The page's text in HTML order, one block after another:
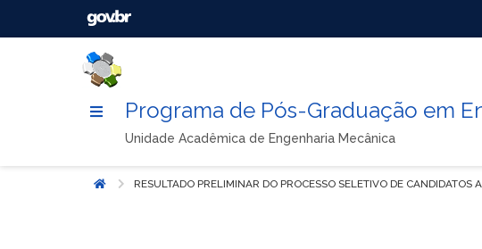
Programa de Pós-Graduação em
Unidade Acadêmica de Engenharia Mecânica
Início RESULTADO PRELIMINAR DO PROCESSO SELETIVO DE